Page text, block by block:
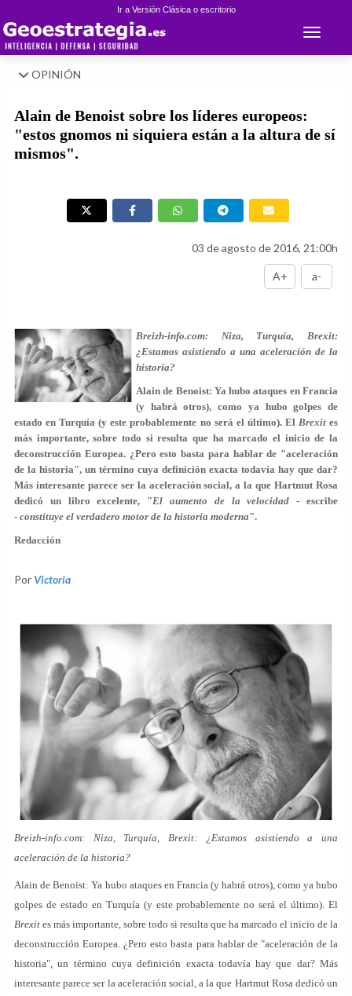
Ir a Versión Clásica o escritorio
Toggle
OPINIÓN
Alain de Benoist sobre los líderes europeos:
"estos gnomos ni siquiera están a la altura de sí
mismos".
03 de agosto de 2016, 21:00h
A+ a-
Breizh-info.com: Niza, Turquía, Brexit:
¿Estamos asistiendo a una aceleración de la
historia?
Alain de Benoist: Ya hubo ataques en Francia
(y habrá otros), como ya hubo golpes de
estado en Turquía (y este probablemente no será el último). El Brexites
más importante, sobre todo si resulta que ha marcado el inicio de la
deconstrucción Europea. ¿Pero esto basta para hablar de "aceleración
de la historia", un término cuya definición exacta todavía hay que dar?
Más interesante parece ser la aceleración social, a la que Hartmut Rosa
dedicó un libro excelente, "El aumento de la velocidad - escribe
- constituye el verdadero motor de la historia moderna".
Redacción
Por Victoria
Breizh-info.com: Niza, Turquía, Brexit: ¿Estamos asistiendo a una
aceleración de la historia?
Alain de Benoist: Ya hubo ataques en Francia (y habrá otros), como ya hubo
golpes de estado en Turquía (y este probablemente no será el último). El
Brexit es más importante, sobre todo si resulta que ha marcado el inicio de la
deconstrucción Europea. ¿Pero esto basta para hablar de "aceleración de la
historia", un término cuya definición exacta todavía hay que dar? Más
interesante parece ser la aceleración social, a la que Hartmut Rosa dedicó un